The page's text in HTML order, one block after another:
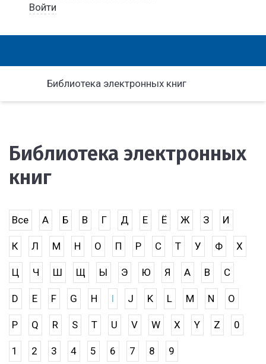
Войти
Библиотека электронных книг
Библиотека электронных
книг
Все А Б В Г Д Е Ё Ж З И
К Л М Н О П Р С Т У Ф Х
Ц Ч Ш Щ Ы Э Ю Я A B C
D E F G H I J K L M N O
P Q R S T U V W X Y Z 0
1 2 3 4 5 6 7 8 9